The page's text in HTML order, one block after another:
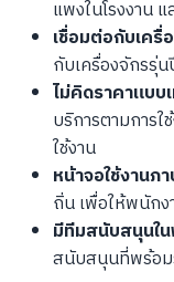
แพงในโรงงาน
เชื่อมต่อกับเครื่
กับเครื่องจักรรุ่
ไม่คิดราคาแบบ
บริการตามการ
ใช้งาน
หน้าจอใช้งานภ
ถิ่น เพื่อให้พนักง
มีทีมสนับสนุนใ
สนับสนุนที่พร้อม